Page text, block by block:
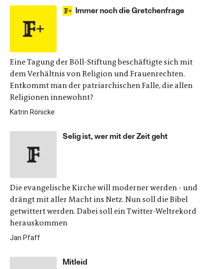
Immer noch die Gretchenfrage
Eine Tagung der Böll-Stiftung beschäftigte sich mit
dem Verhältnis von Religion und Frauenrechten.
Entkommt man der patriarchischen Falle, die allen
Religionen innewohnt?
Katrin Rönicke
Selig ist, wer mit der Zeit geht
Die evangelische Kirche will moderner werden - und
drängt mit aller Macht ins Netz. Nun soll die Bibel
getwittert werden. Dabei soll ein Twitter-Weltrekord
herauskommen
Jan Pfaff
Mitleid